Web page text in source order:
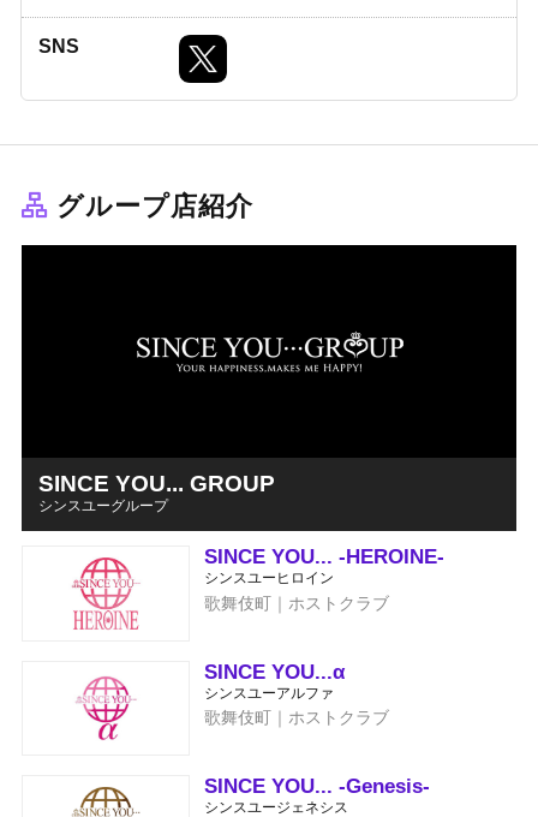
SNS
グループ店紹介
SINCE YOU... GROUP
シンスユーグループ
SINCE YOU... -HEROINE-
シンスユーヒロイン
歌舞伎町｜ホストクラブ
SINCE YOU...α
シンスユーアルファ
歌舞伎町｜ホストクラブ
SINCE YOU... -Genesis-
シンスユージェネシス